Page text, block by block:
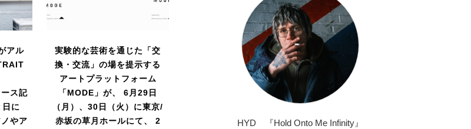
アル
ス記
に
やア
実験的な芸術を通じた「交
換・交流」の場を提示する
アートプラットフォーム
「MODE」が、 6月29日
（月）、30日（火）に東京/
赤坂の草月ホールにて、 2
HYD 『Hold Onto Me Infinity』